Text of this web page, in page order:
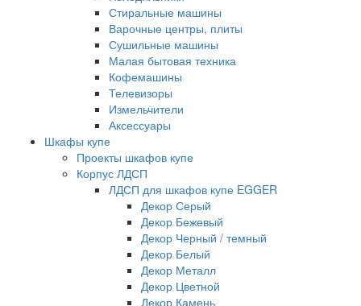
Стиральные машины
Варочные центры, плиты
Сушильные машины
Малая бытовая техника
Кофемашины
Телевизоры
Измельчители
Аксессуары
Шкафы купе
Проекты шкафов купе
Корпус ЛДСП
ЛДСП для шкафов купе EGGER
Декор Серый
Декор Бежевый
Декор Черный / темный
Декор Белый
Декор Металл
Декор Цветной
Декор Камень